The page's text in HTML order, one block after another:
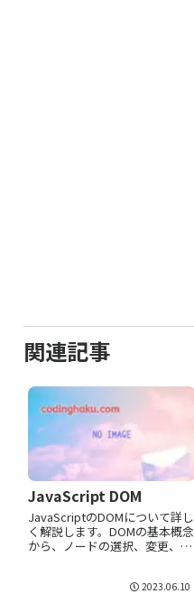
関連記事
JavaScript DOM
JavaScriptのDOMについて詳し
く解説します。DOMの基本概念
から、ノードの選択、変更、追
う。この記事でJavaScriptを使
2023.06.10